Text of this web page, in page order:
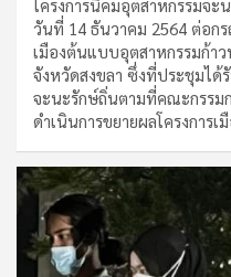
โครงการนิคมอุตสาหกรรมจ
วันที่ 14 ธันวาคม 2564 ต่อก
เมืองต้นแบบอุตสาหกรรมก้า
จังหวัดสงขลา ซึ่งที่ประชุมได้
จะนะรักษ์ถิ่นตามที่คณะกรรม
ดำเนินการขยายผลโครงการ